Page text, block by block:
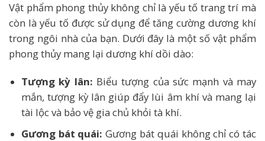
Vật phẩm phong thủy không chỉ là yếu tố trang trí mà
còn là yếu tố được sử dụng để tăng cường dương khí
trong ngôi nhà của bạn. Dưới đây là một số vật phẩm
phong thủy mang lại dương khí dồi dào:
Tượng kỳ lân: Biểu tượng của sức mạnh và may
mắn, tượng kỳ lân giúp đẩy lùi âm khí và mang lại
tài lộc và bảo vệ gia chủ khỏi tà khí.
Gương bát quái: Gương bát quái không chỉ có tác